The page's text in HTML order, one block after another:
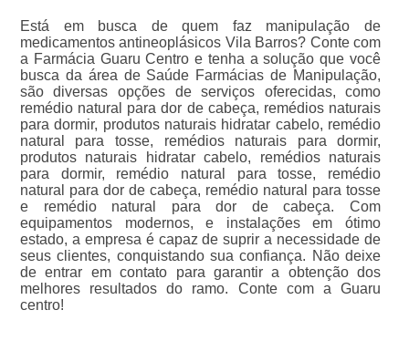
Está em busca de quem faz manipulação de
medicamentos antineoplásicos Vila Barros? Conte com
a Farmácia Guaru Centro e tenha a solução que você
busca da área de Saúde Farmácias de Manipulação,
são diversas opções de serviços oferecidas, como
remédio natural para dor de cabeça, remédios naturais
para dormir, produtos naturais hidratar cabelo, remédio
natural para tosse, remédios naturais para dormir,
produtos naturais hidratar cabelo, remédios naturais
para dormir, remédio natural para tosse, remédio
natural para dor de cabeça, remédio natural para tosse
e remédio natural para dor de cabeça. Com
equipamentos modernos, e instalações em ótimo
estado, a empresa é capaz de suprir a necessidade de
seus clientes, conquistando sua confiança. Não deixe
de entrar em contato para garantir a obtenção dos
melhores resultados do ramo. Conte com a Guaru
centro!